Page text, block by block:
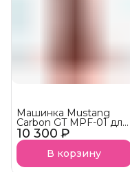
10 300 ₽
Машинка Mustang
Carbon GT MPF-01 для
полировки, стрижки
волос, бороды, усов и
оформления кончиков
В корзину